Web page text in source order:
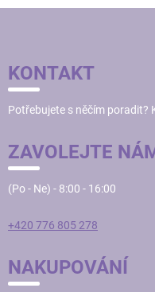
A
T
KONTAKT
Potřebujete s něčím poradit?
ZAVOLEJTE
(Po - Ne) - 8:00 - 16:00
+420 776 805 278
NAKUPOVÁNÍ